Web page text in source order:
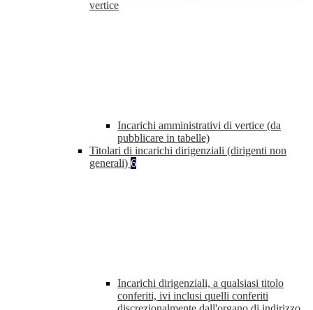
vertice
Incarichi amministrativi di vertice (da
pubblicare in tabelle)
Titolari di incarichi dirigenziali (dirigenti non
generali) 6
Incarichi dirigenziali, a qualsiasi titolo
conferiti, ivi inclusi quelli conferiti